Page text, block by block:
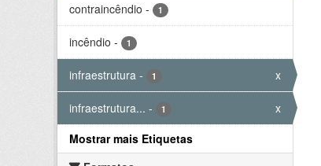
contraincêndio - 1
incêndio - 1
infraestrutura - 1 x
infraestrutura... - 1
x
Mostrar mais Etiquetas